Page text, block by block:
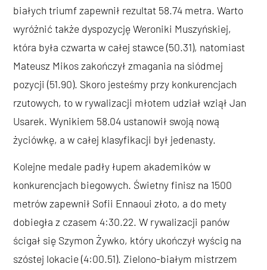
białych triumf zapewnił rezultat 58.74 metra. Warto
wyróżnić także dyspozycję Weroniki Muszyńskiej,
która była czwarta w całej stawce (50.31), natomiast
Mateusz Mikos zakończył zmagania na siódmej
pozycji (51.90). Skoro jesteśmy przy konkurencjach
rzutowych, to w rywalizacji młotem udział wziął Jan
Usarek. Wynikiem 58.04 ustanowił swoją nową
życiówkę, a w całej klasyfikacji był jedenasty.
Kolejne medale padły łupem akademików w
konkurencjach biegowych. Świetny finisz na 1500
metrów zapewnił Sofii Ennaoui złoto, a do mety
dobiegła z czasem 4:30.22. W rywalizacji panów
ścigał się Szymon Żywko, który ukończył wyścig na
szóstej lokacie (4:00.51). Zielono-białym mistrzem